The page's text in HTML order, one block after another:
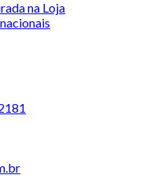
na Loja